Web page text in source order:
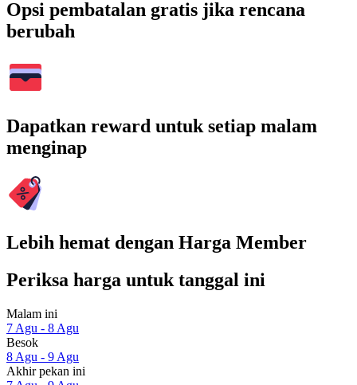
Opsi pembatalan gratis jika rencana
berubah
Dapatkan reward untuk setiap malam
menginap
Lebih hemat dengan Harga Member
Periksa harga untuk tanggal ini
Malam ini
7 Agu - 8 Agu
Besok
8 Agu - 9 Agu
Akhir pekan ini